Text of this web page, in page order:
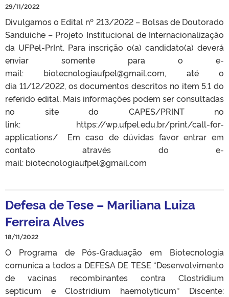
29/11/2022
Divulgamos o Edital nº 213/2022 – Bolsas de Doutorado
Sanduíche – Projeto Institucional de Internacionalização
da UFPel-PrInt. Para inscrição o(a) candidato(a) deverá
enviar somente para o e-
mail: biotecnologiaufpel@gmail.com, até o
dia 11/12/2022, os documentos descritos no item 5.1 do
referido edital. Mais informações podem ser consultadas
no site do CAPES/PRINT no
link: https://wp.ufpel.edu.br/print/call-for-
applications/ Em caso de dúvidas favor entrar em
contato através do e-
mail: biotecnologiaufpel@gmail.com
Defesa de Tese – Mariliana Luiza
Ferreira Alves
18/11/2022
O Programa de Pós-Graduação em Biotecnologia
comunica a todos a DEFESA DE TESE “Desenvolvimento
de vacinas recombinantes contra Clostridium
septicum e Clostridium haemolyticum″ Discente: